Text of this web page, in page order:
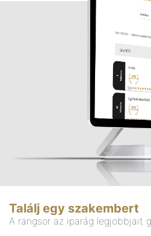
Találj egy szakembert
A rangsor az iparág legjobbjait